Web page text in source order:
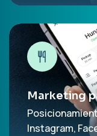
Marketing
Instagram,